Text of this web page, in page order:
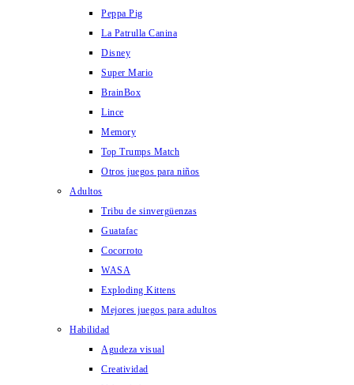
Peppa Pig
La Patrulla Canina
Disney
Super Mario
BrainBox
Lince
Memory
Top Trumps Match
Otros juegos para niños
Adultos
Tribu de sinvergüenzas
Guatafac
Cocorroto
WASA
Exploding Kittens
Mejores juegos para adultos
Habilidad
Agudeza visual
Creatividad